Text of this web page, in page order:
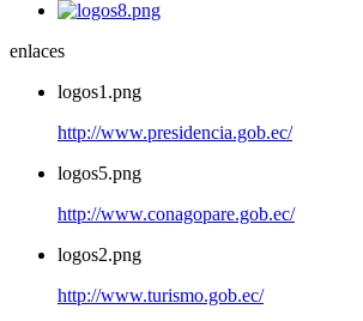
enlaces
logos1.png
http://www.presidencia.gob.ec/
logos5.png
http://www.conagopare.gob.ec/
logos2.png
http://www.turismo.gob.ec/